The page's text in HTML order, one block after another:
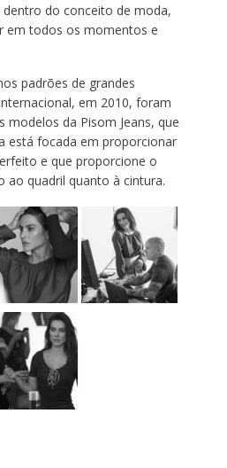
do conceito de moda,
em todos os momentos e
padrões de grandes
em 2010, foram
modelos da Pisom Jeans, que
está focada em proporcionar
e que proporcione o
quadril quanto à cintura.